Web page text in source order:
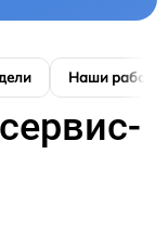
Наши работы